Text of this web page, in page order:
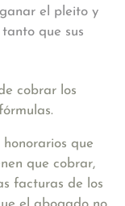
el pleito y
que sus
cobrar los
que
que cobrar,
facturas de los